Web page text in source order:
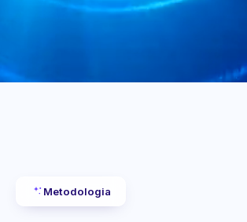
Metodologia